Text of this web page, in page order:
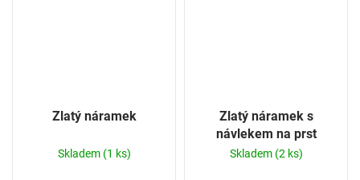
Zlatý náramek
Skladem (1 ks)
Zlatý náramek s
návlekem na prst
Skladem (2 ks)